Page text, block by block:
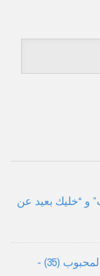
و “خليك بعيد عن
أنا لم أنساكم: إحياء جائزة المحبوب (35) -